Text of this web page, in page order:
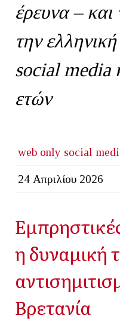
έρευνα – και
την
social media
ετών
web only social
24 Απριλίου 2026
η δυναμική
Βρετανία